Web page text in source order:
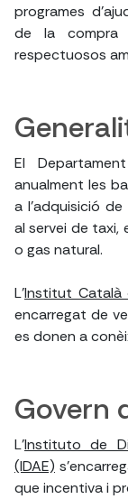
programes
de la compra
respectuosos
El
anualment les
a l'adquisició
al servei de taxi,
o gas natural.
L'Institut Català
encarregat de
es donen a
Govern
L'Instituto de
(IDAE)
que incentiva i